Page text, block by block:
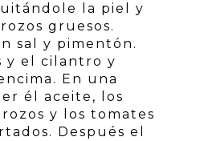
la piel y
gruesos.
sal y pimentón.
y el cilantro y
En una
él aceite, los
y los tomates
Después el